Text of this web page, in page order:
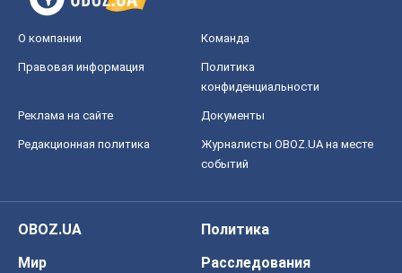
О компании Команда
Правовая информация
Политика
конфиденциальности
Реклама на сайте Документы
Редакционная политика
Журналисты OBOZ.UA на месте
событий
OBOZ.UA
Политика
Мир
Расследования